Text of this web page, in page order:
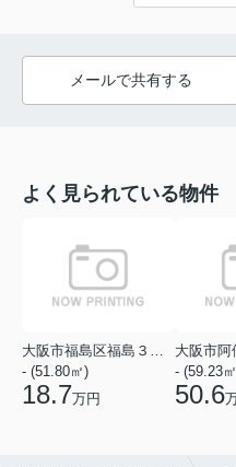
メールで共有する
よく見られている物件
大阪市福島区福島３丁目
- (51.80㎡)
18.7万円
- (59.23
50.6